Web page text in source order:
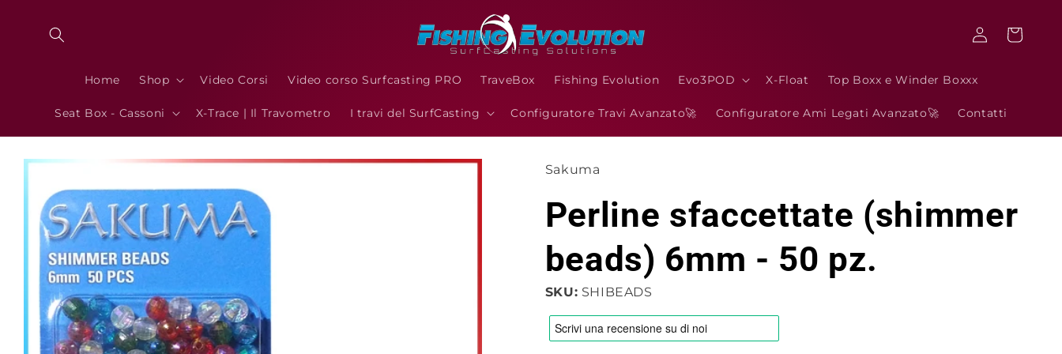
ai contenuti
Home Shop Video Corsi Video corso Surfcasting PRO TraveBox Fishing Evolution Evo3POD X-Float Top Boxx e Winder Boxxx
Seat Box - Cassoni X-Trace | Il Travometro I travi del SurfCasting Configuratore Travi Avanzato🚀 Configuratore Ami Legati Avanzato🚀 Contatti
Accedi Carrello
Passa alle
sul prodotto
Sakuma
Perline sfaccettate (shimmer
beads) 6mm - 50 pz.
SKU: SHIBEADS